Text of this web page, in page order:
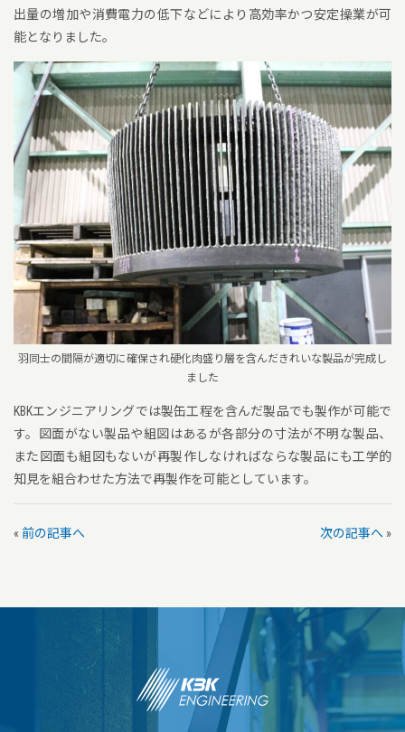
出量の増加や消費電力の低下などにより高効率かつ安定操業が可
能となりました。
羽同士の間隔が適切に確保され硬化肉盛り層を含んだきれいな製品が完成し
ました
KBKエンジニアリングでは製缶工程を含んだ製品でも製作が可能で
す。図面がない製品や組図はあるが各部分の寸法が不明な製品、
また図面も組図もないが再製作しなければならな製品にも工学的
知見を組合わせた方法で再製作を可能としています。
« 前の記事へ 次の記事へ »